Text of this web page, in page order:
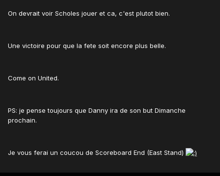
On devrait voir Scholes jouer et ca, c'est plutot bien.
Une victoire pour que la fete soit encore plus belle.
Come on United.
PS: je pense toujours que Danny ira de son but Dimanche
prochain.
Je vous ferai un coucou de Scoreboard End (East Stand)